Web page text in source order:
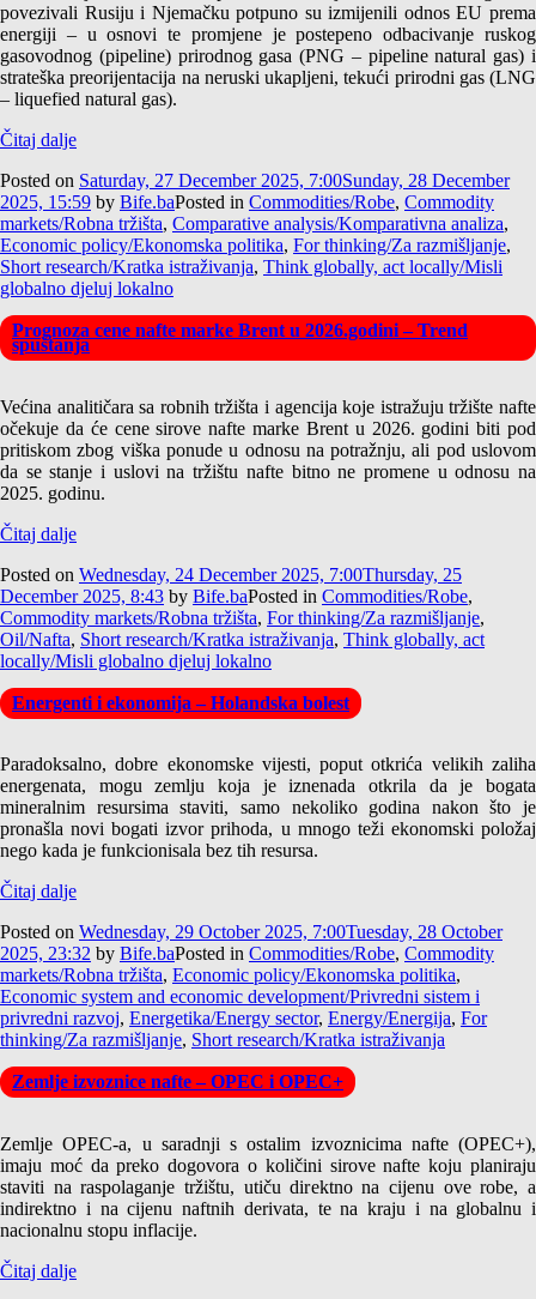
povezivali Rusiju i Njemačku potpuno su izmijenili odnos EU prema
energiji – u osnovi te promjene je postepeno odbacivanje ruskog
gasovodnog (pipeline) prirodnog gasa (PNG – pipeline natural gas) i
strateška preorijentacija na neruski ukapljeni, tekući prirodni gas (LNG
– liquefied natural gas).
Čitaj dalje
Posted on Saturday, 27 December 2025, 7:00Sunday, 28 December
2025, 15:59 by Bife.baPosted in Commodities/Robe, Commodity
markets/Robna tržišta, Comparative analysis/Komparativna analiza,
Economic policy/Ekonomska politika, For thinking/Za razmišljanje,
Short research/Kratka istraživanja, Think globally, act locally/Misli
globalno djeluj lokalno
Prognoza cene nafte marke Brent u 2026.godini – Trend
spuštanja
Većina analitičara sa robnih tržišta i agencija koje istražuju tržište nafte
očekuje da će cene sirove nafte marke Brent u 2026. godini biti pod
pritiskom zbog viška ponude u odnosu na potražnju, ali pod uslovom
da se stanje i uslovi na tržištu nafte bitno ne promene u odnosu na
2025. godinu.
Čitaj dalje
Posted on Wednesday, 24 December 2025, 7:00Thursday, 25
December 2025, 8:43 by Bife.baPosted in Commodities/Robe,
Commodity markets/Robna tržišta, For thinking/Za razmišljanje,
Oil/Nafta, Short research/Kratka istraživanja, Think globally, act
locally/Misli globalno djeluj lokalno
Energenti i ekonomija – Holandska bolest
Paradoksalno, dobre ekonomske vijesti, poput otkrića velikih zaliha
energenata, mogu zemlju koja je iznenada otkrila da je bogata
mineralnim resursima staviti, samo nekoliko godina nakon što je
pronašla novi bogati izvor prihoda, u mnogo teži ekonomski položaj
nego kada je funkcionisala bez tih resursa.
Čitaj dalje
Posted on Wednesday, 29 October 2025, 7:00Tuesday, 28 October
2025, 23:32 by Bife.baPosted in Commodities/Robe, Commodity
markets/Robna tržišta, Economic policy/Ekonomska politika,
Economic system and economic development/Privredni sistem i
privredni razvoj, Energetika/Energy sector, Energy/Energija, For
thinking/Za razmišljanje, Short research/Kratka istraživanja
Zemlje izvoznice nafte – OPEC i OPEC+
Zemlje OPEC-a, u saradnji s ostalim izvoznicima nafte (OPEC+),
imaju moć da preko dogovora o količini sirove nafte koju planiraju
staviti na raspolaganje tržištu, utiču direktno na cijenu ove robe, a
indirektno i na cijenu naftnih derivata, te na kraju i na globalnu i
nacionalnu stopu inflacije.
Čitaj dalje